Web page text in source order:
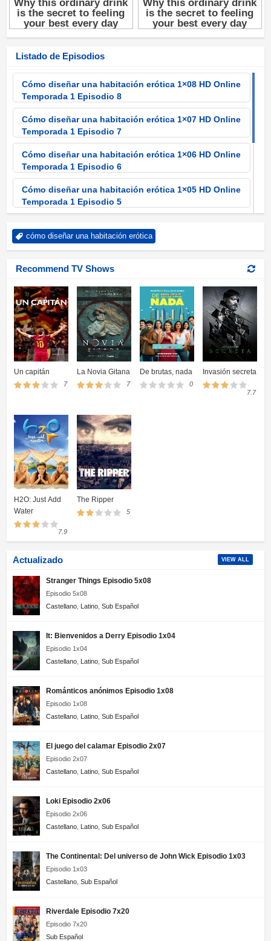
Listado de Episodios
Cómo diseñar una habitación erótica 1×08 HD Online
Temporada 1 Episodio 8
Cómo diseñar una habitación erótica 1×07 HD Online
Temporada 1 Episodio 7
Cómo diseñar una habitación erótica 1×06 HD Online
Temporada 1 Episodio 6
Cómo diseñar una habitación erótica 1×05 HD Online
Temporada 1 Episodio 5
Temporada 1 Episodio 4
Temporada 1 Episodio 3
Cómo diseñar una habitación erótica 1×02 HD Online
Temporada 1 Episodio 2
Cómo diseñar una habitación erótica 1×01 HD Online
Temporada 1 Episodio 1
cómo diseñar una habitación erótica
Recommend TV Shows
Un capitán
7
La Novia Gitana
7
De brutas, nada
0
Invasión secreta
7.7
H2O: Just Add
Water
7.9
The Ripper
5
Actualizado VIEW ALL
Stranger Things Episodio 5x08
Episodio 5x08
Castellano Latino Sub Español
It: Bienvenidos a Derry Episodio 1x04
Episodio 1x04
Castellano Latino Sub Español
Románticos anónimos Episodio 1x08
Episodio 1x08
Castellano Latino Sub Español
El juego del calamar Episodio 2x07
Episodio 2x07
Castellano Latino Sub Español
Loki Episodio 2x06
Episodio 2x06
Castellano Latino Sub Español
The Continental: Del universo de John Wick Episodio 1x03
Episodio 1x03
Castellano Sub Español
Riverdale Episodio 7x20
Episodio 7x20
Sub Español